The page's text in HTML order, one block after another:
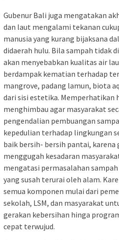
Gubenur Bali juga mengatakan
dan laut mengalami tekanan
manusia yang kurang bijaksana
didaerah hulu. Bila sampah tidak
akan menyebabkan kualitas air
berdampak kematian terhadap
mangrove, padang lamun, biota
dari sisi estetika. Memperhatikan
menghimbau agar masyarakat
pengendalian pembuangan
kepedulian terhadap lingkungan
baik bersih- bersih pantai, karena
menggugah kesadaran
mengatasi permasalahan
yang susah terurai oleh alam.
semua komponen mulai dari
sekolah, LSM, dan masyarakat
gerakan kebersihan hinga
cepat terwujud.